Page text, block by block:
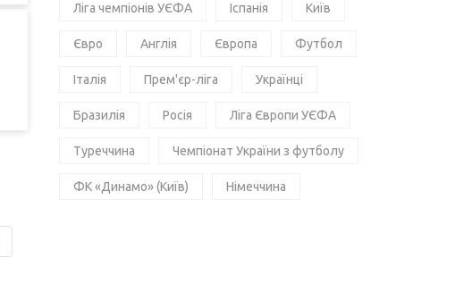
Ліга чемпіонів УЄФА Іспанія Київ
Євро Англія Європа Футбол
Італія Прем'єр-ліга Українці
Бразилія Росія Ліга Європи УЄФА
Туреччина Чемпіонат України з футболу
ФК «Динамо» (Київ) Німеччина